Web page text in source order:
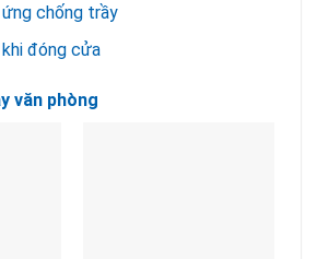
chống trầy
đóng cửa
văn phòng